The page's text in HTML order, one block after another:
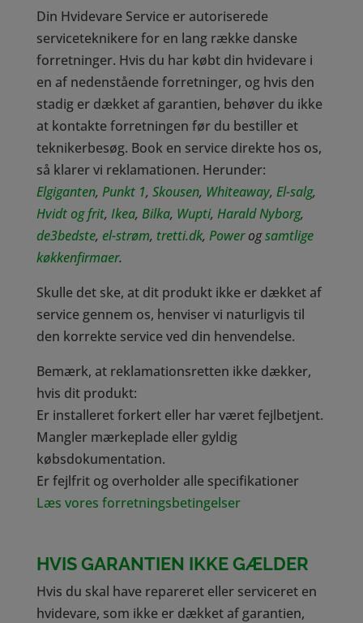
Din Hvidevare Service er autoriserede
serviceteknikere for en lang række danske
forretninger. Hvis du har købt din hvidevare i
en af nedenstående forretninger, og hvis den
stadig er dækket af garantien, behøver du ikke
at kontakte forretningen før du bestiller et
teknikerbesøg. Book en service direkte hos os,
så klarer vi reklamationen. Herunder:
Elgiganten, Punkt 1, Skousen, Whiteaway, El-salg,
Hvidt og frit, Ikea, Bilka, Wupti, Harald Nyborg,
de3bedste, el-strøm, tretti.dk, Powerogsamtlige
køkkenfirmaer.
Skulle det ske, at dit produkt ikke er dækket af
service gennem os, henviser vi naturligvis til
den korrekte service ved din henvendelse.
Bemærk, at reklamationsretten ikke dækker,
hvis dit produkt:
Er installeret forkert eller har været fejlbetjent.
Mangler mærkeplade eller gyldig
købsdokumentation.
Er fejlfrit og overholder alle specifikationer
Læs vores forretningsbetingelser
HVIS GARANTIEN IKKE GÆLDER
Hvis du skal have repareret eller serviceret en
hvidevare, som ikke er dækket af garantien,